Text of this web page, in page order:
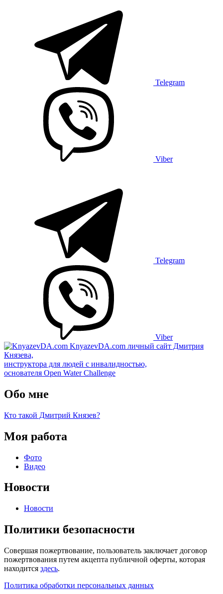
Telegram
Viber
Telegram
Viber
KnyazevDA.com личный сайт Дмитрия
Князева,
инструктора для людей с инвалидностью,
основателя Open Water Challenge
Обо мне
Кто такой Дмитрий Князев?
Моя работа
Фото
Видео
Новости
Новости
Политики безопасности
Совершая пожертвование, пользователь заключает договор
пожертвования путем акцепта публичной оферты, которая
находится здесь.
Политика обработки персональных данных